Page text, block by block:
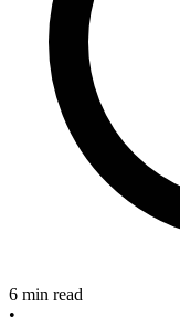
6 min read
•